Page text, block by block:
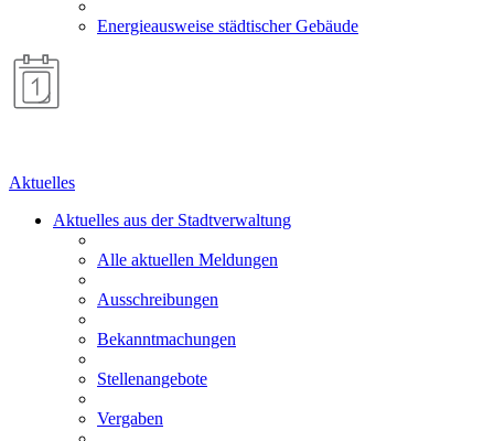
Energieausweise städtischer Gebäude
Aktuelles
Aktuelles aus der Stadtverwaltung
Alle aktuellen Meldungen
Ausschreibungen
Bekanntmachungen
Stellenangebote
Vergaben